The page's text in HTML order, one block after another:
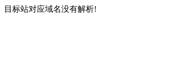
目标站对应域名没有解析!